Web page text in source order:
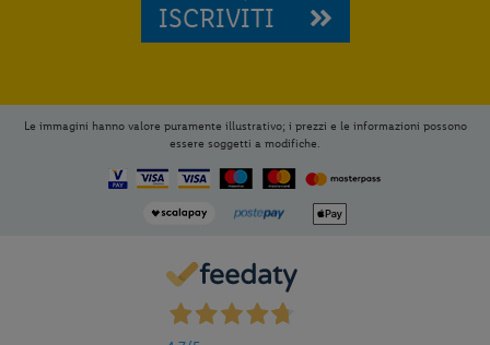
ISCRIVITI
Le immagini hanno valore puramente illustrativo; i prezzi e le informazioni possono
essere soggetti a modifiche.
Lidl Viaggi
Home, apri il menu opzioni evidenziato